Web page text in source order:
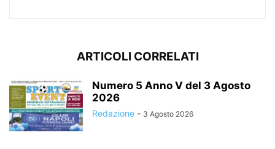
ARTICOLI CORRELATI
Numero 5 Anno V del 3 Agosto
2026
Redazione - 3 Agosto 2026